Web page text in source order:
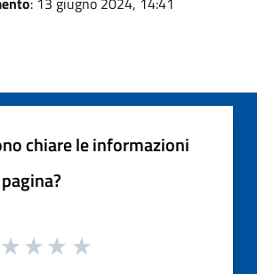
chiare le informazioni